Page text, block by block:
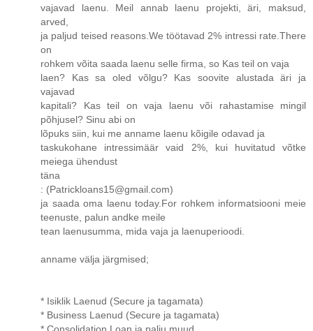
vajavad laenu. Meil annab laenu projekti, äri, maksud,
arved,
ja paljud teised reasons.We töötavad 2% intressi rate.There
on
rohkem võita saada laenu selle firma, so Kas teil on vaja
laen? Kas sa oled võlgu? Kas soovite alustada äri ja
vajavad
kapitali? Kas teil on vaja laenu või rahastamise mingil
põhjusel? Sinu abi on
lõpuks siin, kui me anname laenu kõigile odavad ja
taskukohane intressimäär vaid 2%, kui huvitatud võtke
meiega ühendust
täna
: (Patrickloans15@gmail.com)
ja saada oma laenu today.For rohkem informatsiooni meie
teenuste, palun andke meile
tean laenusumma, mida vaja ja laenuperioodi.
anname välja järgmised;
* Isiklik Laenud (Secure ja tagamata)
* Business Laenud (Secure ja tagamata)
* Consolidation Loan ja palju muud.